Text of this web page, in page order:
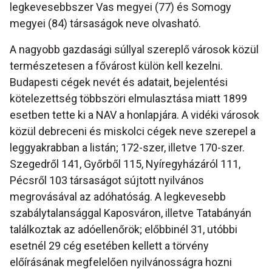
legkevesebbszer Vas megyei (77) és Somogy
megyei (84) társaságok neve olvasható.
A nagyobb gazdasági súllyal szereplő városok közül
természetesen a fővárost külön kell kezelni.
Budapesti cégek nevét és adatait, bejelentési
kötelezettség többszöri elmulasztása miatt 1899
esetben tette ki a NAV a honlapjára. A vidéki városok
közül debreceni és miskolci cégek neve szerepel a
leggyakrabban a listán; 172-szer, illetve 170-szer.
Szegedről 141, Győrből 115, Nyíregyházáról 111,
Pécsről 103 társaságot sújtott nyilvános
megrovásával az adóhatóság. A legkevesebb
szabálytalansággal Kaposváron, illetve Tatabányán
találkoztak az adóellenőrök; előbbinél 31, utóbbi
esetnél 29 cég esetében kellett a törvény
előírásának megfelelően nyilvánosságra hozni